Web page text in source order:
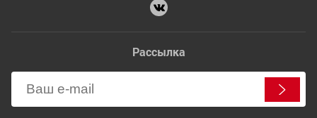
Рассылка